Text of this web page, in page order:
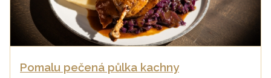
Pomalu pečená půlka kachny